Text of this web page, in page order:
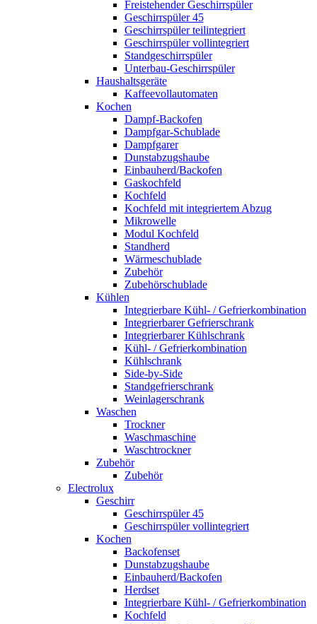
Freistehender Geschirrspüler
Geschirrspüler 45
Geschirrspüler teilintegriert
Geschirrspüler vollintegriert
Standgeschirrspüler
Unterbau-Geschirrspüler
Haushaltsgeräte
Kaffeevollautomaten
Kochen
Dampf-Backofen
Dampfgar-Schublade
Dampfgarer
Dunstabzugshaube
Einbauherd/Backofen
Gaskochfeld
Kochfeld
Kochfeld mit integriertem Abzug
Mikrowelle
Modul Kochfeld
Standherd
Wärmeschublade
Zubehör
Zubehörschublade
Kühlen
Integrierbare Kühl- / Gefrierkombination
Integrierbarer Gefrierschrank
Integrierbarer Kühlschrank
Kühl- / Gefrierkombination
Kühlschrank
Side-by-Side
Standgefrierschrank
Weinlagerschrank
Waschen
Trockner
Waschmaschine
Waschtrockner
Zubehör
Zubehör
Electrolux
Geschirr
Geschirrspüler 45
Geschirrspüler vollintegriert
Kochen
Backofenset
Dunstabzugshaube
Einbauherd/Backofen
Herdset
Integrierbare Kühl- / Gefrierkombination
Kochfeld